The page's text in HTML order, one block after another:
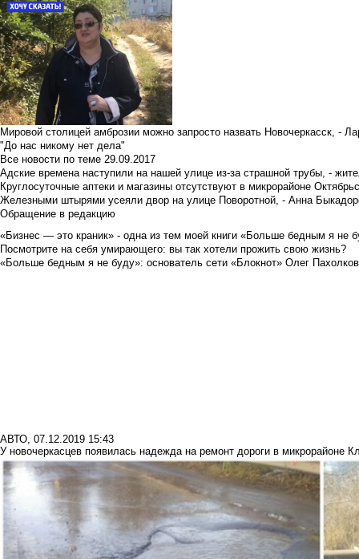
Мировой столицей амброзии можно запросто назвать Новочеркасск, -
"До нас никому нет дела"
Все новости по теме 29.09.2017
Адские времена наступили на нашей улице из-за страшной трубы, -
Круглосуточные аптеки и магазины отсутствуют в микрорайоне
Железными штырями усеяли двор на улице Поворотной, - Анна
Обращение в редакцию
«Бизнес — это краник» - одна из тем моей книги «Больше бедным я не
Посмотрите на себя умирающего: вы так хотели прожить свою жизнь?
«Больше бедным я не буду»: основатель сети «Блокнот» Олег Пахолков
АВТО, 07.12.2019 15:43
У новочеркасцев появилась надежда на ремонт дороги в микрорайоне